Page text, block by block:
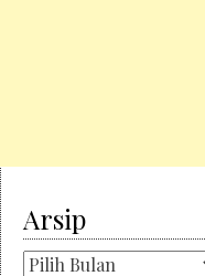
Arsip
Arsip